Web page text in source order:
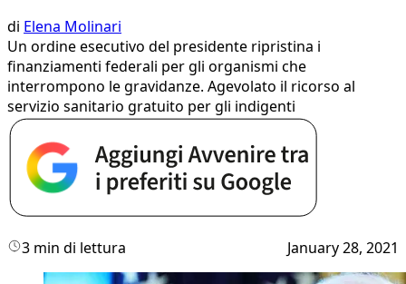
di Elena Molinari
Un ordine esecutivo del presidente ripristina i
finanziamenti federali per gli organismi che
interrompono le gravidanze. Agevolato il ricorso al
servizio sanitario gratuito per gli indigenti
3 min di lettura January 28, 2021